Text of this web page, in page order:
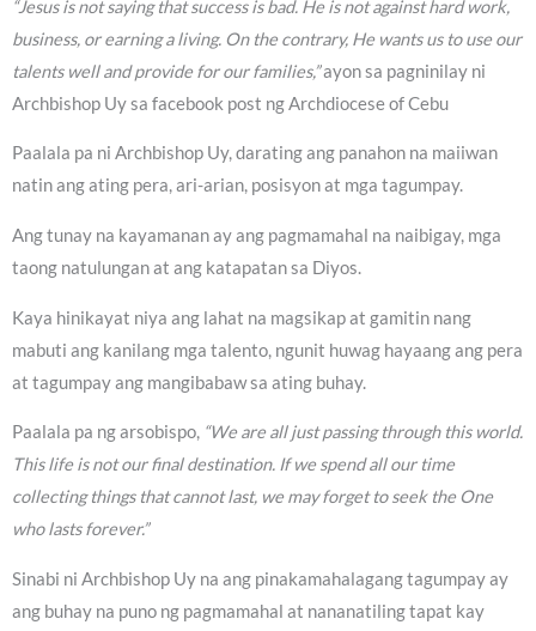
“Jesus is not saying that success is bad. He is not against hard work,
business, or earning a living. On the contrary, He wants us to use our
talents well and provide for our families,”ayon sa pagninilay ni
Archbishop Uy sa facebook post ng Archdiocese of Cebu
Paalala pa ni Archbishop Uy, darating ang panahon na maiiwan
natin ang ating pera, ari-arian, posisyon at mga tagumpay.
Ang tunay na kayamanan ay ang pagmamahal na naibigay, mga
taong natulungan at ang katapatan sa Diyos.
Kaya hinikayat niya ang lahat na magsikap at gamitin nang
mabuti ang kanilang mga talento, ngunit huwag hayaang ang pera
at tagumpay ang mangibabaw sa ating buhay.
Paalala pa ng arsobispo, “We are all just passing through this world.
This life is not our final destination. If we spend all our time
collecting things that cannot last, we may forget to seek the One
who lasts forever.”
Sinabi ni Archbishop Uy na ang pinakamahalagang tagumpay ay
ang buhay na puno ng pagmamahal at nananatiling tapat kay